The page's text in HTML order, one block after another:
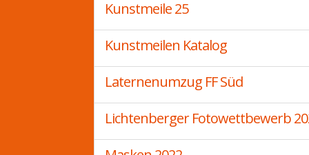
Kunstmeile 25
Kunstmeilen Katalog
Laternenumzug FF Süd
Lichtenberger Fotowettbewerb